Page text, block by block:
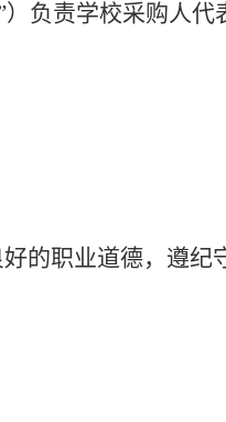
）负责学校采购人代
的职业道德，遵纪